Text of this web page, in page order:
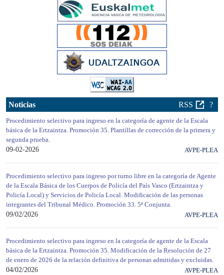
Noticias RSS ?
Procedimiento selectivo para ingreso en la categoría de agente de la Escala
básica de la Ertzaintza. Promoción 35. Plantillas de corrección de la primera y
segunda prueba.
09-02-2026
AVPE-PLEA
Procedimiento selectivo para ingreso por turno libre en la categoría de Agente
de la Escala Básica de los Cuerpos de Policía del País Vasco (Ertzaintza y
Policía Local) y Servicios de Policía Local. Modificación de las personas
integrantes del Tribunal Médico. Promoción 33. 5ª Conjunta.
09/02/2026
AVPE-PLEA
Procedimiento selectivo para ingreso en la categoría de agente de la Escala
básica de la Ertzaintza. Promoción 35. Modificación de la Resolución de 27
de enero de 2026 de la relación definitiva de personas admitidas y excluidas.
04/02/2026
AVPE-PLEA